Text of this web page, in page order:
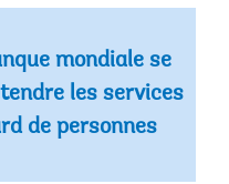
mondiale se
les services
de personnes